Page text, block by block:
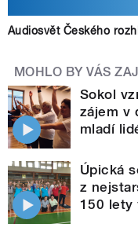
Audiosvět Českého
MOHLO BY VÁS
Sokol
zájem v
mladí
Úpická
z
150 lety